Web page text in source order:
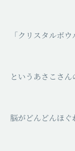
「クリスタルボ
というあさこさ
脳がどんどんほ